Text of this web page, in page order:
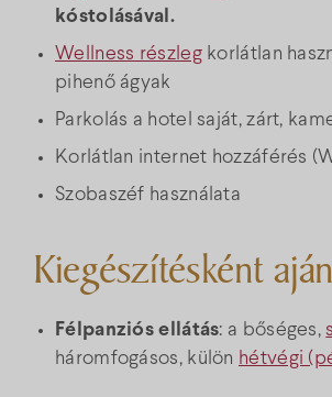
kóstolásával.
Wellness részlegkorlátlan
pihenő ágyak
Parkolás a hotel saját, zárt,
Korlátlan internet hozzáférés
Szobaszéf használata
Kiegészítésként
Félpanziós ellátás: a bőséges,
háromfogásos, külön hétvégi